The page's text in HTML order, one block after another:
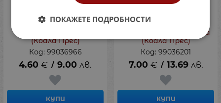
Литература за
матура. Тестове за 12
(Коала Прес)
Код: 99036966
4.60 € / 9.00 лв.
КУПИ
Практическа
граматика - нови
правила, Ваня Чернева
(Коала Прес)
Код: 99036201
7.00 € / 13.69 лв.
КУПИ
ПОКАЖЕТЕ ПОДРОБНОСТИ